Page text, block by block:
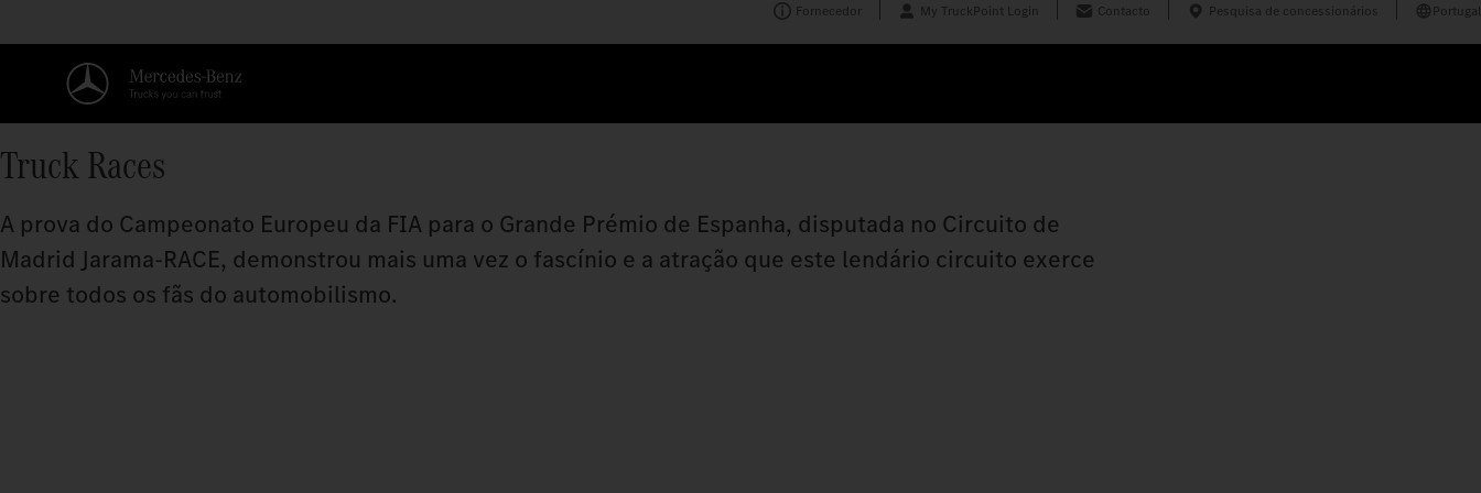
Fornecedor My TruckPoint Login Contacto Pesquisa de concessionários Portugal
Truck Races
A prova do Campeonato Europeu da FIA para o Grande Prémio de Espanha, disputada no Circuito de
Madrid Jarama-RACE, demonstrou mais uma vez o fascínio e a atração que este lendário circuito exerce
sobre todos os fãs do automobilismo.